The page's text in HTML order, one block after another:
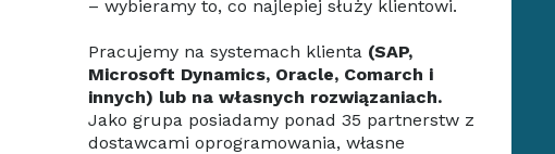
– wybieramy to, co najlepiej służy klientowi.
Pracujemy na systemach klienta (SAP,
Microsoft Dynamics, Oracle, Comarch i
innych) lub na własnych rozwiązaniach.
Jako grupa posiadamy ponad 35 partnerstw z
dostawcami oprogramowania, własne